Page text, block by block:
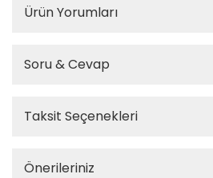
Ürün Yorumları
Soru & Cevap
Taksit Seçenekleri
Önerileriniz